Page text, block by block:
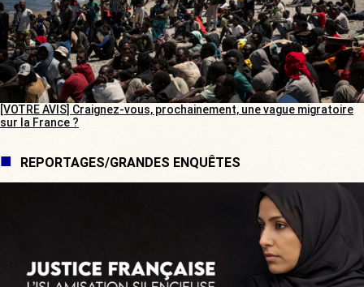
[VOTRE AVIS] Craignez-vous, prochainement, une vague migratoire
sur la France ?
REPORTAGES/GRANDES ENQUÊTES